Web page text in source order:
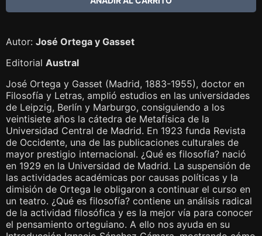
Autor: José Ortega y Gasset
Editorial Austral
José Ortega y Gasset (Madrid, 1883-1955), doctor en
Filosofía y Letras, amplió estudios en las universidades
de Leipzig, Berlín y Marburgo, consiguiendo a los
veintisiete años la cátedra de Metafísica de la
Universidad Central de Madrid. En 1923 funda Revista
de Occidente, una de las publicaciones culturales de
mayor prestigio internacional. ¿Qué es filosofía? nació
en 1929 en la Universidad de Madrid. La suspensión de
las actividades académicas por causas políticas y la
dimisión de Ortega le obligaron a continuar el curso en
un teatro. ¿Qué es filosofía? contiene un análisis radical
de la actividad filosófica y es la mejor vía para conocer
el pensamiento orteguiano. A ello nos ayuda en su